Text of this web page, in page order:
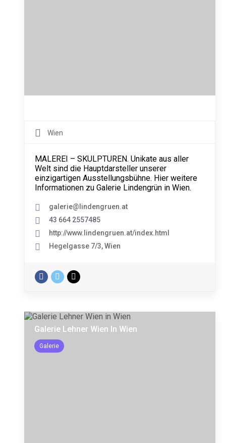
Wien
MALEREI – SKULPTUREN. Unikate aus aller
Welt sind die Hauptdarsteller unserer
einzigartigen Ausstellungsbühne. Hier weitere
Informationen zu Galerie Lindengrün in Wien.
galerie@lindengruen.at
43 664 2557485
http://www.lindengruen.at/index.html
Hegelgasse 7/3, Wien
Galerie Lehner Wien In Wien
Galerie